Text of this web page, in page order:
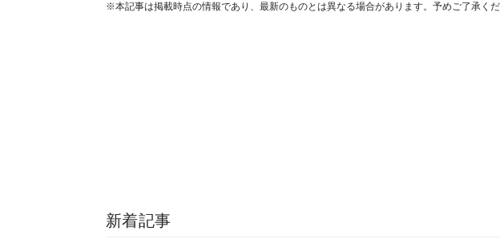
※本記事は掲載時点の情報であり、最新のものとは異なる場合があります。予めご了承くだ
新着記事